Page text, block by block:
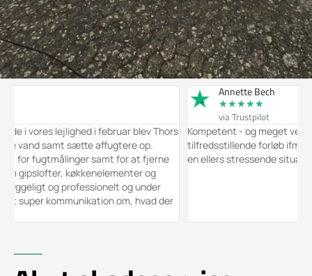
lejlighed i februar blev Thors
samt sætte affugtere op.
samt for at fjerne
køkkenelementer og
og professionelt og under
kommunikation om, hvad der
Annette Bech
★★ ★★
via Trustpilot
Kompetent - og meget venlig
tilfredsstillende forløb ifm. en
en ellers stressende situation).